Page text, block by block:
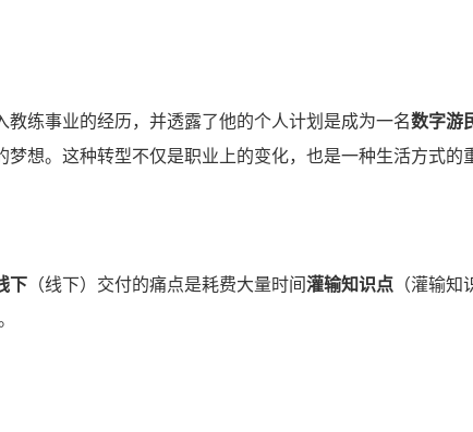
练事业的经历，并透露了他的个人计划是成为一名数字游
梦想。这种转型不仅是职业上的变化，也是一种生活方式的
下 （线下）交付的痛点是耗费大量时间灌输知识点 （灌输